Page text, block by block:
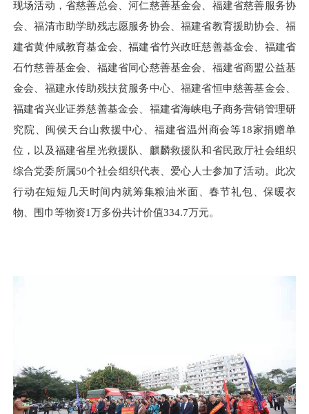
现场活动，省慈善总会、河仁慈善基金会、福建省慈善服务协
会、福清市助学助残志愿服务协会、福建省教育援助协会、福
建省黄仲咸教育基金会、福建省竹兴政旺慈善基金会、福建省
石竹慈善基金会、福建省同心慈善基金会、福建省商盟公益基
金会、福建永传助残扶贫服务中心、福建省恒申慈善基金会、
福建省兴业证券慈善基金会、福建省海峡电子商务营销管理研
究院、闽侯天台山救援中心、福建省温州商会等18家捐赠单
位，以及福建省星光救援队、麒麟救援队和省民政厅社会组织
综合党委所属50个社会组织代表、爱心人士参加了活动。此次
行动在短短几天时间内就筹集粮油米面、春节礼包、保暖衣
物、围巾等物资1万多份共计价值334.7万元。